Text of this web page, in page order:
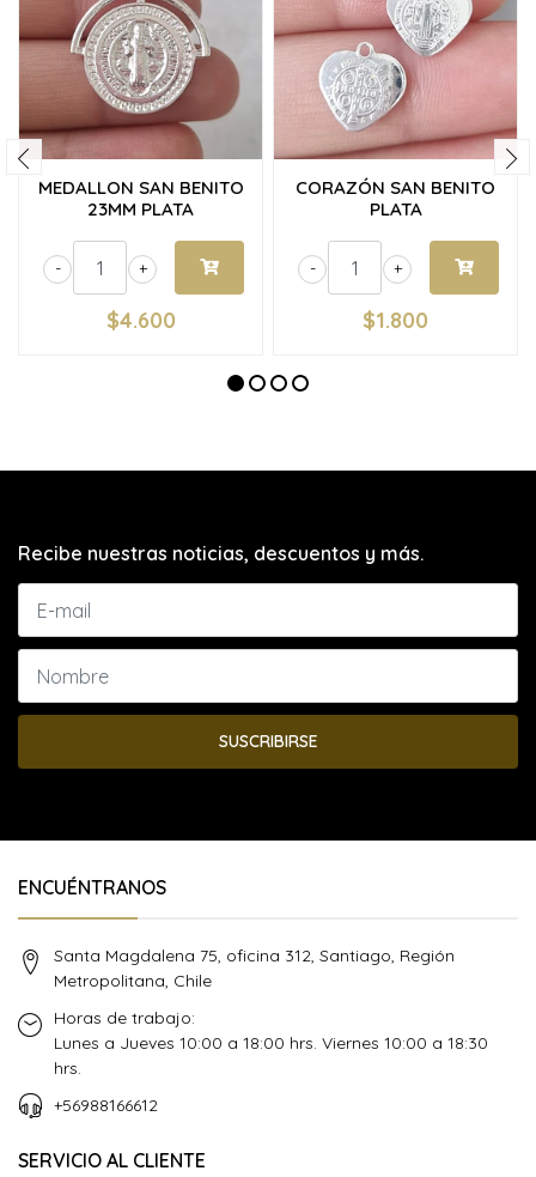
MEDALLON SAN BENITO
23MM PLATA
+
-
$4.600
CORAZÓN SAN BENITO
PLATA
+
-
$1.800
Recibe nuestras noticias, descuentos y más.
SUSCRIBIRSE
ENCUÉNTRANOS
Santa Magdalena 75, oficina 312, Santiago, Región
Metropolitana, Chile
Horas de trabajo:
Lunes a Jueves 10:00 a 18:00 hrs. Viernes 10:00 a 18:30
hrs.
+56988166612
SERVICIO AL CLIENTE